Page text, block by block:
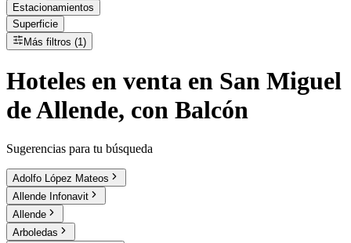
Estacionamientos
Superficie
Más filtros (1)
Hoteles en venta en San Miguel
de Allende, con Balcón
Sugerencias para tu búsqueda
Adolfo López Mateos
Allende Infonavit
Allende
Arboledas